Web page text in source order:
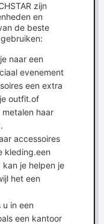
zijn
en
de beste
naar een
evenement
een extra
outfit.of
haar
accessoires
kleding.een
je helpen je
het een
u in een
een kantoor